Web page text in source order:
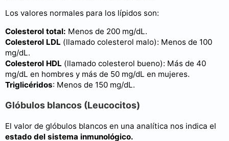
Los valores normales para los lípidos son:
Colesterol total: Menos de 200 mg/dL.
Colesterol LDL (llamado colesterol malo): Menos de 100
mg/dL.
Colesterol HDL (llamado colesterol bueno): Más de 40
mg/dL en hombres y más de 50 mg/dL en mujeres.
Triglicéridos: Menos de 150 mg/dL.
Glóbulos blancos (Leucocitos)
El valor de glóbulos blancos en una analítica nos indica el
estado del sistema inmunológico.